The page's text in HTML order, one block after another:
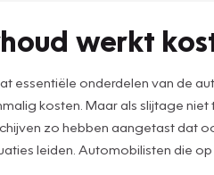
werkt
essentiële onderdelen van de
kosten. Maar als slijtage
zo hebben aangetast dat
leiden. Automobilisten die